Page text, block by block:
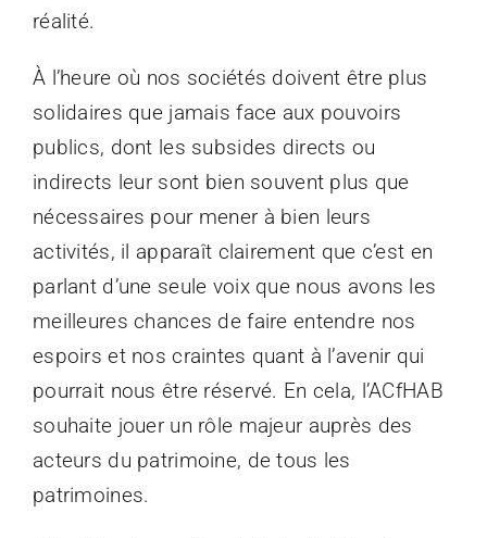
réalité.
À l’heure où nos sociétés doivent être plus
solidaires que jamais face aux pouvoirs
publics, dont les subsides directs ou
indirects leur sont bien souvent plus que
nécessaires pour mener à bien leurs
activités, il apparaît clairement que c’est en
parlant d’une seule voix que nous avons les
meilleures chances de faire entendre nos
espoirs et nos craintes quant à l’avenir qui
pourrait nous être réservé. En cela, l’ACfHAB
souhaite jouer un rôle majeur auprès des
acteurs du patrimoine, de tous les
patrimoines.